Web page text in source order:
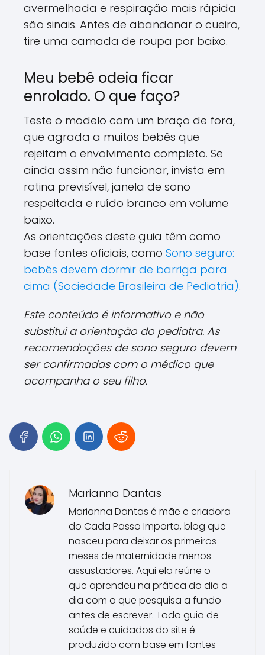
avermelhada e respiração mais rápida
são sinais. Antes de abandonar o cueiro,
tire uma camada de roupa por baixo.
Meu bebê odeia ficar
enrolado. O que faço?
Teste o modelo com um braço de fora,
que agrada a muitos bebês que
rejeitam o envolvimento completo. Se
ainda assim não funcionar, invista em
rotina previsível, janela de sono
respeitada e ruído branco em volume
baixo.
As orientações deste guia têm como
base fontes oficiais, como Sono seguro:
bebês devem dormir de barriga para
cima (Sociedade Brasileira de Pediatria).
Este conteúdo é informativo e não
substitui a orientação do pediatra. As
recomendações de sono seguro devem
ser confirmadas com o médico que
acompanha o seu filho.
Marianna Dantas
Marianna Dantas é mãe e criadora
do Cada Passo Importa, blog que
nasceu para deixar os primeiros
meses de maternidade menos
assustadores. Aqui ela reúne o
que aprendeu na prática do dia a
dia com o que pesquisa a fundo
antes de escrever. Todo guia de
saúde e cuidados do site é
produzido com base em fontes